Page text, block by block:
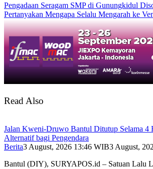
Pengadaan Seragam SMP di Gunungkidul
Pertanyakan Mengapa Selalu Mengarah ke
Read Also
Jalan Kweni-Druwo Bantul Ditutup Selama 4
Alternatif bagi Pengendara
Berita3 August, 2026 13:46 WIB3 August,
Bantul (DIY), SURYAPOS.id – Satuan Lalu